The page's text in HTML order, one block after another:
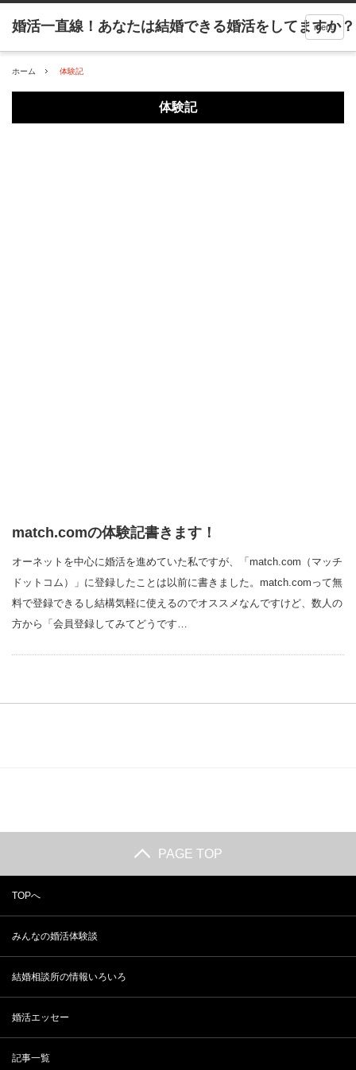
menu
ホーム 体験記
体験記
match.comの体験記書きます！
オーネットを中心に婚活を進めていた私ですが、「match.com（マッチ
ドットコム）」に登録したことは以前に書きました。match.comって無
料で登録できるし結構気軽に使えるのでオススメなんですけど、数人の
方から「会員登録してみてどうです…
PAGE TOP
TOPへ
みんなの婚活体験談
結婚相談所の情報いろいろ
婚活エッセー
記事一覧